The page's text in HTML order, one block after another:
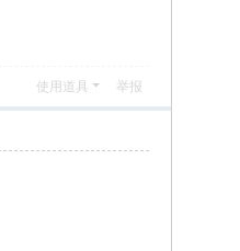
使用道具 举报